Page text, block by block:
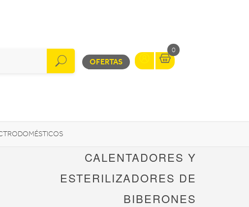
OFERTAS
0
INFORMÁTICA MOVILIDAD URBANA
CALENTADORES Y
ESTERILIZADORES DE
BIBERONES